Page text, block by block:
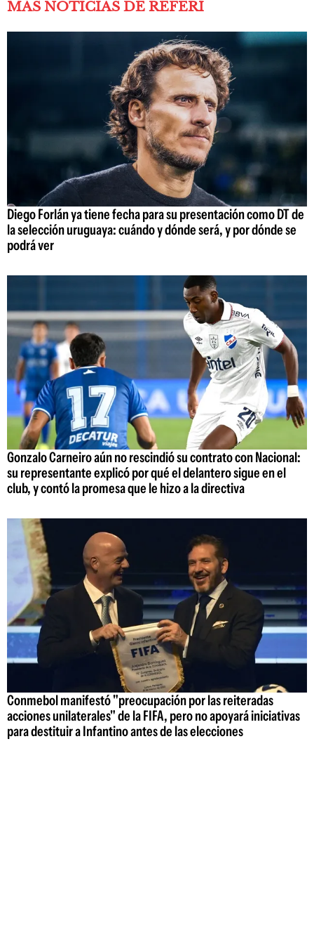
MÁS NOTICIAS DE REFERÍ
Diego Forlán ya tiene fecha para su presentación como DT de
la selección uruguaya: cuándo y dónde será, y por dónde se
podrá ver
Gonzalo Carneiro aún no rescindió su contrato con Nacional:
su representante explicó por qué el delantero sigue en el
club, y contó la promesa que le hizo a la directiva
Conmebol manifestó "preocupación por las reiteradas
acciones unilaterales" de la FIFA, pero no apoyará iniciativas
para destituir a Infantino antes de las elecciones